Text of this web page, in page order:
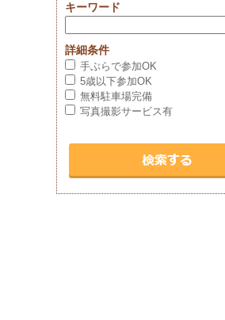
キーワード
詳細条件
手ぶらで参加OK
5歳以下参加OK
無料駐車場完備
写真撮影サービス有